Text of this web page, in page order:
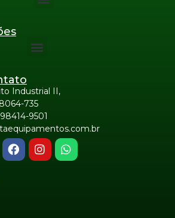
Industrial II,
735
9501